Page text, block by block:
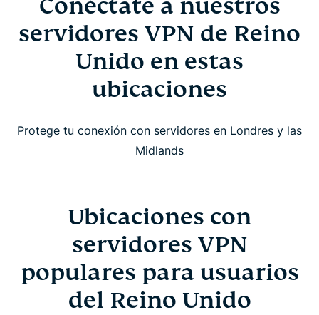
servidores VPN de Reino
Unido en estas
ubicaciones
Protege tu conexión con servidores en Londres y las
Midlands
Ubicaciones con
servidores VPN
populares para usuarios
del Reino Unido